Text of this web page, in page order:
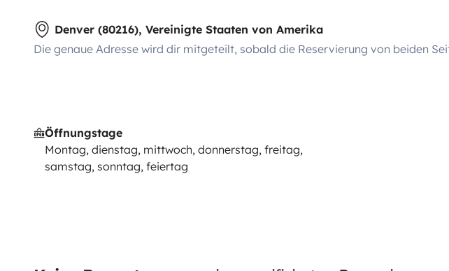
Denver (80216), Vereinigte Staaten von Amerika
Die genaue Adresse wird dir mitgeteilt, sobald die Reservierung von beiden
Öffnungstage
Montag, dienstag, mittwoch, donnerstag, freitag,
samstag, sonntag, feiertag